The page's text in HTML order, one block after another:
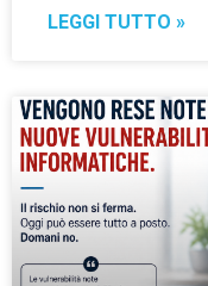
LEGGI TUTTO »